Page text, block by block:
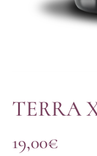
TERRA
19,00€